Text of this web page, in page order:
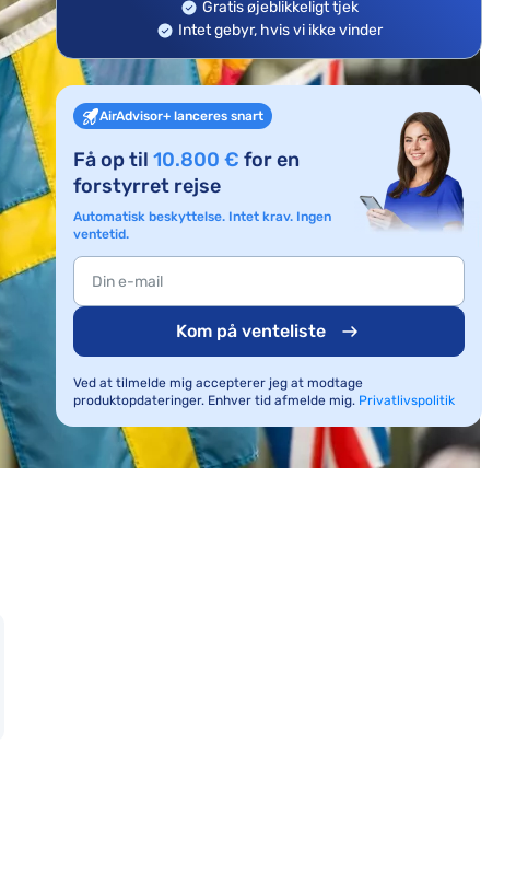
Gratis øjeblikkeligt tjek
Intet gebyr, hvis vi ikke vinder
AirAdvisor+ lanceres snart
Få op til 10.800 € for en
forstyrret rejse
Automatisk beskyttelse. Intet krav. Ingen
ventetid.
Kom på venteliste
Ved at tilmelde mig accepterer jeg at modtage
produktopdateringer. Enhver tid afmelde mig. Privatlivspolitik